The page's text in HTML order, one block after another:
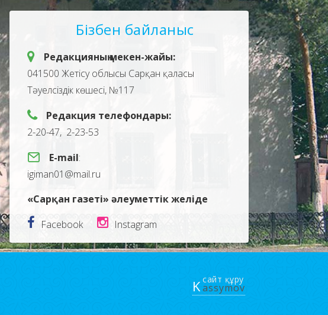
Бізбен байланыс
Редакцияның мекен-жайы:
041500 Жетісу облысы Сарқан қаласы
Тәуелсіздік көшесі, №117
Редакция телефондары:
2-20-47, 2-23-53
E-mail:
igiman01@mail.ru
«Сарқан газеті» әлеуметтік желіде
Facebook
Instagram
сайт құру
Kassymov